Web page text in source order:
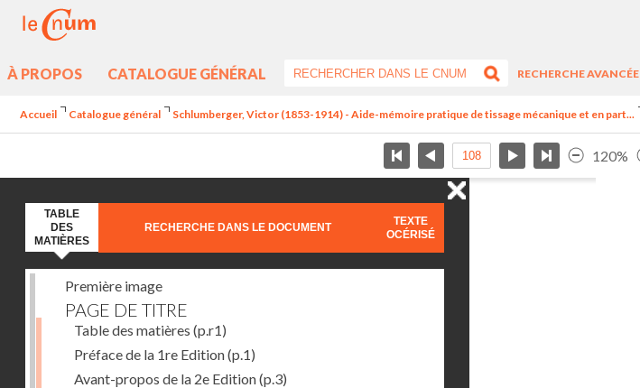
À PROPOS CATALOGUE GÉNÉRAL
RECHERCHE AVANCÉE
Accueil Catalogue général Schlumberger, Victor (1853-1914) - Aide-mémoire pratique de tissage mécanique et en part...
120%
TABLE
DES
MATIÈRES
RECHERCHE DANS LE DOCUMENT
TEXTE
OCÉRISÉ
Première image
PAGE DE TITRE
Table des matières (p.r1)
Préface de la 1re Edition(p.1)
Avant-propos de la 2e Edition(p.3)